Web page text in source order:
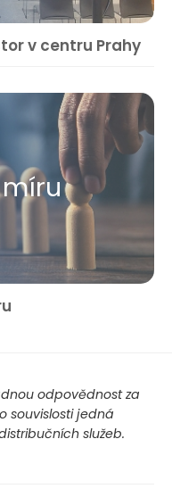
v centru Prahy
odpovědnost za
souvislosti jedná
služeb.